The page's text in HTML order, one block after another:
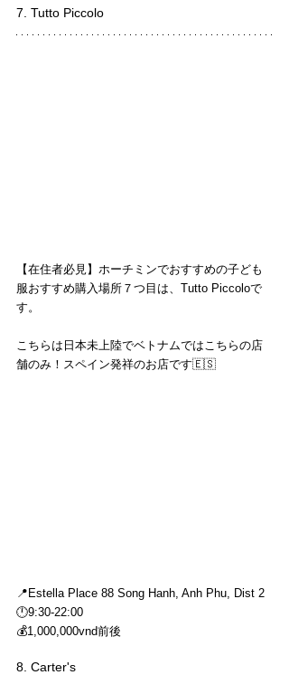
7. Tutto Piccolo
【在住者必見】ホーチミンでおすすめの子ども
服おすすめ購入場所７つ目は、Tutto Piccoloで
す。
こちらは日本未上陸でベトナムではこちらの店
舗のみ！スペイン発祥のお店です🇪🇸
📍Estella Place 88 Song Hanh, Anh Phu, Dist 2
🕛9:30-22:00
💰1,000,000vnd前後
8. Carter's